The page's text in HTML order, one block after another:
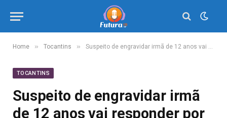
Home » Tocantins » Suspeito de engravidar irmã de 12 anos vai responder por estupro de vulnerável, diz polícia
TOCANTINS
Suspeito de engravidar irmã
de 12 anos vai responder por